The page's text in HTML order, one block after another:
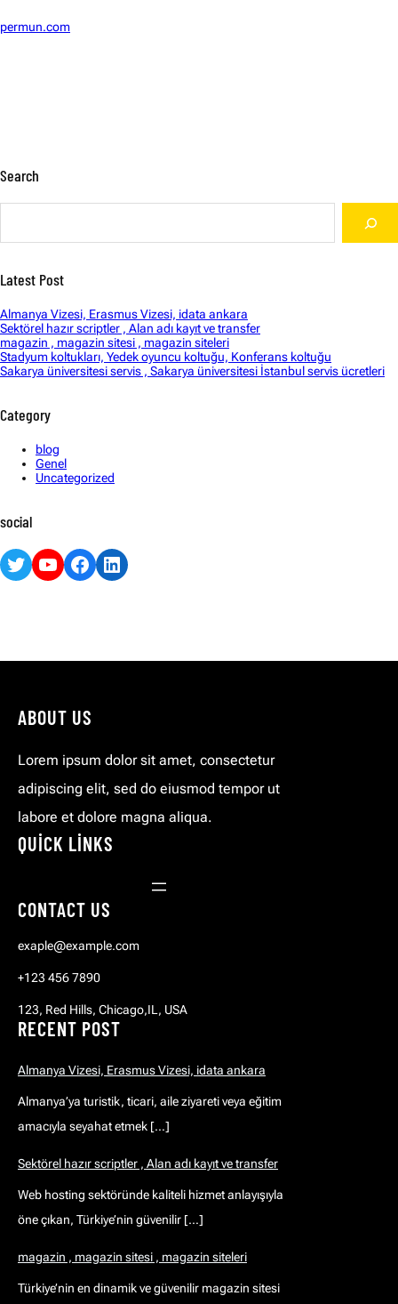
permun.com
Search
Latest Post
Almanya Vizesi, Erasmus Vizesi, idata ankara
Sektörel hazır scriptler , Alan adı kayıt ve transfer
magazin , magazin sitesi , magazin siteleri
Stadyum koltukları, Yedek oyuncu koltuğu, Konferans koltuğu
Sakarya üniversitesi servis , Sakarya üniversitesi İstanbul servis ücretleri
Category
blog
Genel
Uncategorized
social
Twitter YouTube Facebook LinkedIn
ABOUT US
Lorem ipsum dolor sit amet, consectetur
adipiscing elit, sed do eiusmod tempor ut
labore et dolore magna aliqua.
QUICK LINKS
CONTACT US
exaple@example.com
+123 456 7890
123, Red Hills, Chicago,IL, USA
RECENT POST
Almanya Vizesi, Erasmus Vizesi, idata ankara
Almanya’ya turistik, ticari, aile ziyareti veya eğitim
amacıyla seyahat etmek […]
Sektörel hazır scriptler , Alan adı kayıt ve transfer
Web hosting sektöründe kaliteli hizmet anlayışıyla
öne çıkan, Türkiye’nin güvenilir […]
magazin , magazin sitesi , magazin siteleri
Türkiye’nin en dinamik ve güvenilir magazin sitesi